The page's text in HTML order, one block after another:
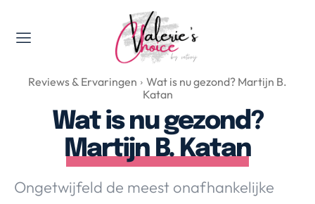
Valerie's Topics
Travel & Culture
Happyness & Opmerkelijk
Lifestyle, Sport & Duurzaamheid
Reviews & Ervaringen
Wat is nu gezond? Martijn B.
Katan
Wat is nu gezond?
Martijn B. Katan
Ongetwijfeld de meest onafhankelijke